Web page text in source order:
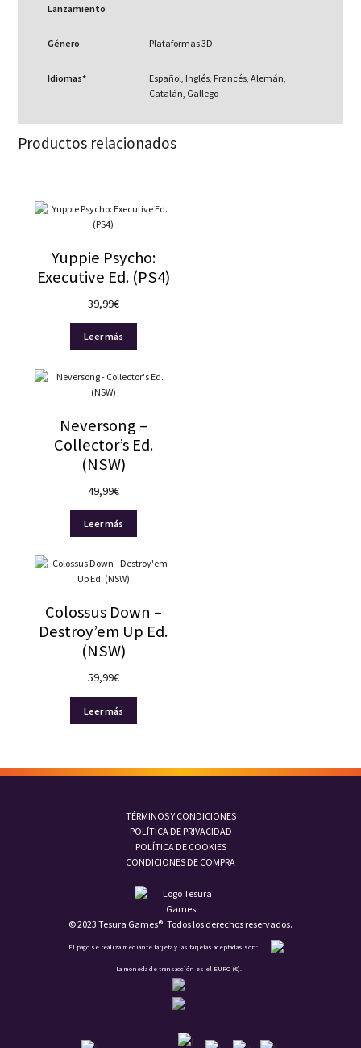
Lanzamiento
Género Plataformas 3D
Idiomas*
Español, Inglés, Francés, Alemán,
Catalán, Gallego
Productos relacionados
Yuppie Psycho:
Executive Ed. (PS4)
39,99€
Leer más
Neversong –
Collector’s Ed.
(NSW)
49,99€
Leer más
Colossus Down –
Destroy’em Up Ed.
(NSW)
59,99€
Leer más
TÉRMINOS Y CONDICIONES
POLÍTICA DE PRIVACIDAD
POLÍTICA DE COOKIES
CONDICIONES DE COMPRA
© 2023 Tesura Games®. Todos los derechos reservados.
El pago se realiza mediante tarjeta y las tarjetas aceptadas son:
La moneda de transacción es el EURO (€).